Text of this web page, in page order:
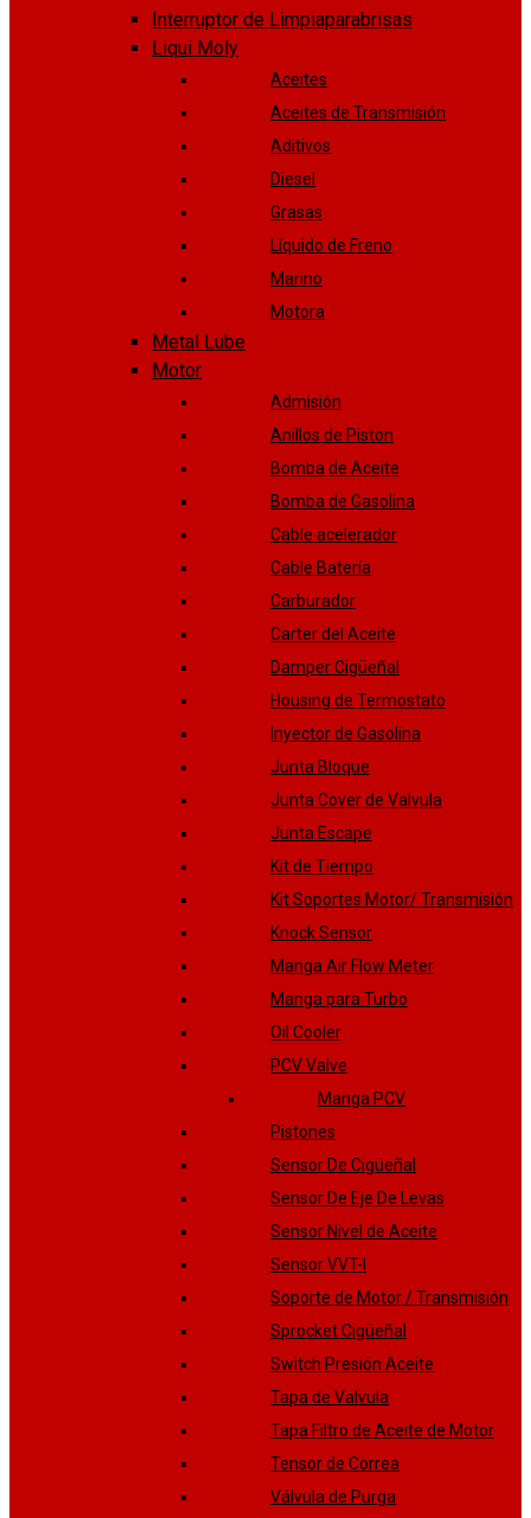
Interruptor de Limpiaparabrisas
Liqui Moly
Aceites
Aceites de Transmisión
Aditivos
Diesel
Grasas
Líquido de Freno
Marino
Motora
Metal Lube
Motor
Admisión
Anillos de Piston
Bomba de Aceite
Bomba de Gasolina
Cable acelerador
Cable Batería
Carburador
Carter del Aceite
Damper Cigüeñal
Housing de Termostato
Inyector de Gasolina
Junta Bloque
Junta Cover de Valvula
Junta Escape
Kit de Tiempo
Kit Soportes Motor/ Transmisión
Knock Sensor
Manga Air Flow Meter
Manga para Turbo
Oil Cooler
PCV Valve
Manga PCV
Pistones
Sensor De Cigüeñal
Sensor De Eje De Levas
Sensor Nivel de Aceite
Sensor VVT-I
Soporte de Motor / Transmisión
Sprocket Cigüeñal
Switch Presión Aceite
Tapa de Valvula
Tapa Filtro de Aceite de Motor
Tensor de Correa
Válvula de Purga